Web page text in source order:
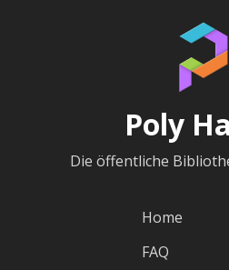
Poly
Die öffentliche
Home
FAQ